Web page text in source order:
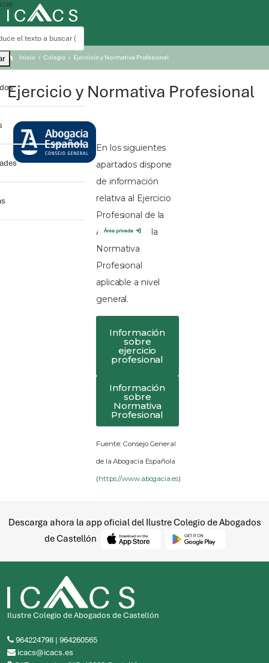
Área privada
Inicio Colegio Ejercicio y Normativa Profesional
Ejercicio y Normativa Profesional
Descarga ahora la app oficial del Ilustre Colegio de Abogados
964224798|964260565